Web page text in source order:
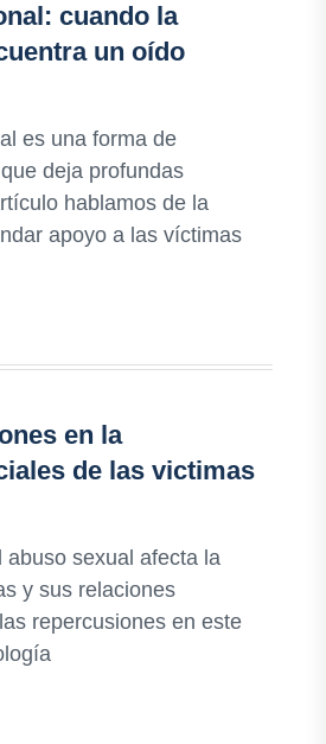
cuando la
un oído
es una forma de
deja profundas
hablamos de la
apoyo a las víctimas
en la
de las victimas
abuso sexual afecta la
y sus relaciones
repercusiones en este